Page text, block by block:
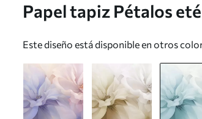
Papel tapiz Pétalos
Este diseño está disponible en otros